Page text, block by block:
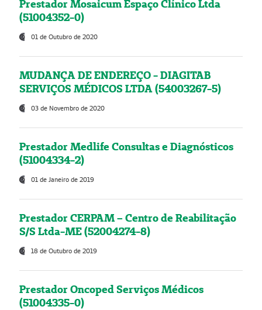
Prestador Mosaicum Espaço Clínico Ltda
(51004352-0)
01 de Outubro de 2020
MUDANÇA DE ENDEREÇO - DIAGITAB
SERVIÇOS MÉDICOS LTDA (54003267-5)
03 de Novembro de 2020
Prestador Medlife Consultas e Diagnósticos
(51004334-2)
01 de Janeiro de 2019
Prestador CERPAM – Centro de Reabilitação
S/S Ltda-ME (52004274-8)
18 de Outubro de 2019
Prestador Oncoped Serviços Médicos
(51004335-0)